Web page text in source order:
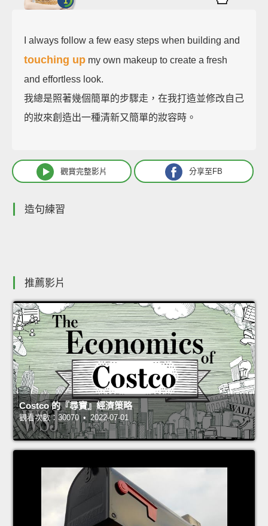
I always follow a few easy steps when building and
touching up my own makeup to create a fresh
and effortless look.
我總是照著幾個簡單的步驟走，在我打造並修改自己
的妝來創造出一種清新又簡單的妝容時。
觀賞完整影片 分享至FB
造句練習
推薦影片
Costco 的『尋寶』經濟策略
觀看次數：30070 • 2022-07-01